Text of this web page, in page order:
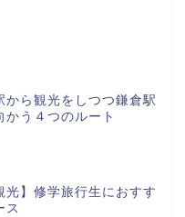
から観光をしつつ鎌倉駅
かう４つのルート
光】修学旅行生におすす
ス